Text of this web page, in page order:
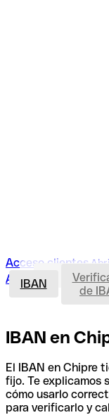
Acceso clientes
Abrir mi cuenta
IBAN
de
IBAN en
El IBAN en Chipre
fijo. Te explicamos
cómo usarlo
para verificarlo y